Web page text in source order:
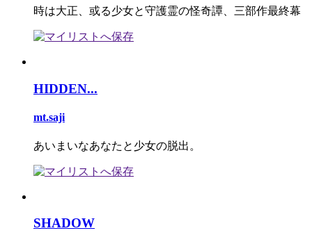
時は大正、或る少女と守護霊の怪奇譚、三部作最終幕
HIDDEN...
mt.saji
あいまいなあなたと少女の脱出。
SHADOW